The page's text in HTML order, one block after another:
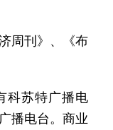
周刊》、《布
科苏特广播电
播电台。商业